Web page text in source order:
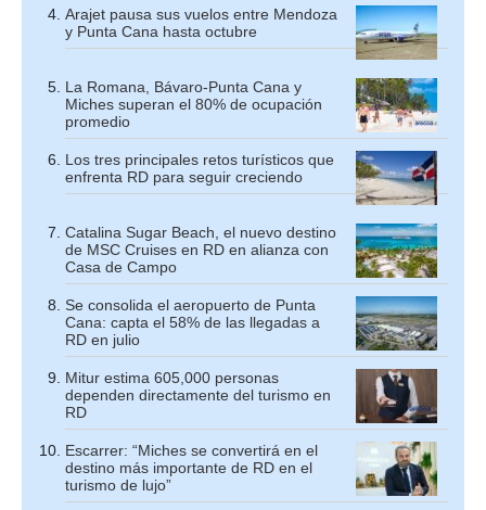
Arajet pausa sus vuelos entre Mendoza
y Punta Cana hasta octubre
La Romana, Bávaro-Punta Cana y
Miches superan el 80% de ocupación
promedio
Los tres principales retos turísticos que
enfrenta RD para seguir creciendo
Catalina Sugar Beach, el nuevo destino
de MSC Cruises en RD en alianza con
Casa de Campo
Se consolida el aeropuerto de Punta
Cana: capta el 58% de las llegadas a
RD en julio
Mitur estima 605,000 personas
dependen directamente del turismo en
RD
Escarrer: “Miches se convertirá en el
destino más importante de RD en el
turismo de lujo”